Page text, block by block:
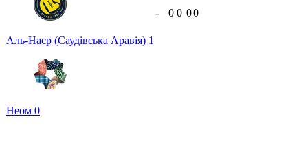
Аль-Наср (Саудівська Аравія) 1
Неом 0
- 0 0 00